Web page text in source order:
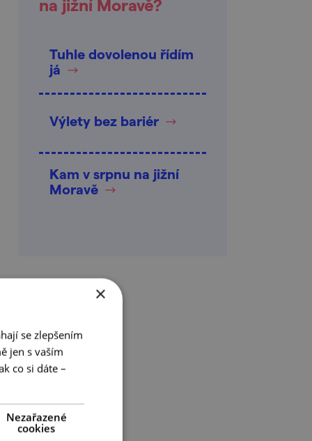
na jižní Moravě?
Tuhle dovolenou řídím
já
Výlety bez bariér
Kam v srpnu na jižní
Moravě
×
se zlepšením
jen s vaším
co si dáte –
Nezařazené
cookies